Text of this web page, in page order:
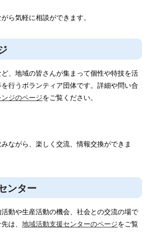
ら気軽に相談ができます。
、地域の皆さんが集まって個性や特技を活
行うボランティア団体です。詳細や問い合
ジのページをご覧ください。
ながら、楽しく交流、情報交換ができま
ンター
動や生産活動の機会、社会との交流の場で
は、 地域活動支援センターのページをご覧